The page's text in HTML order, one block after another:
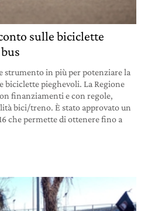
sulle biciclette
strumento in più per potenziare la
pieghevoli. La Regione
finanziamenti e con regole,
bici/treno. È stato approvato un
che permette di ottenere fino a